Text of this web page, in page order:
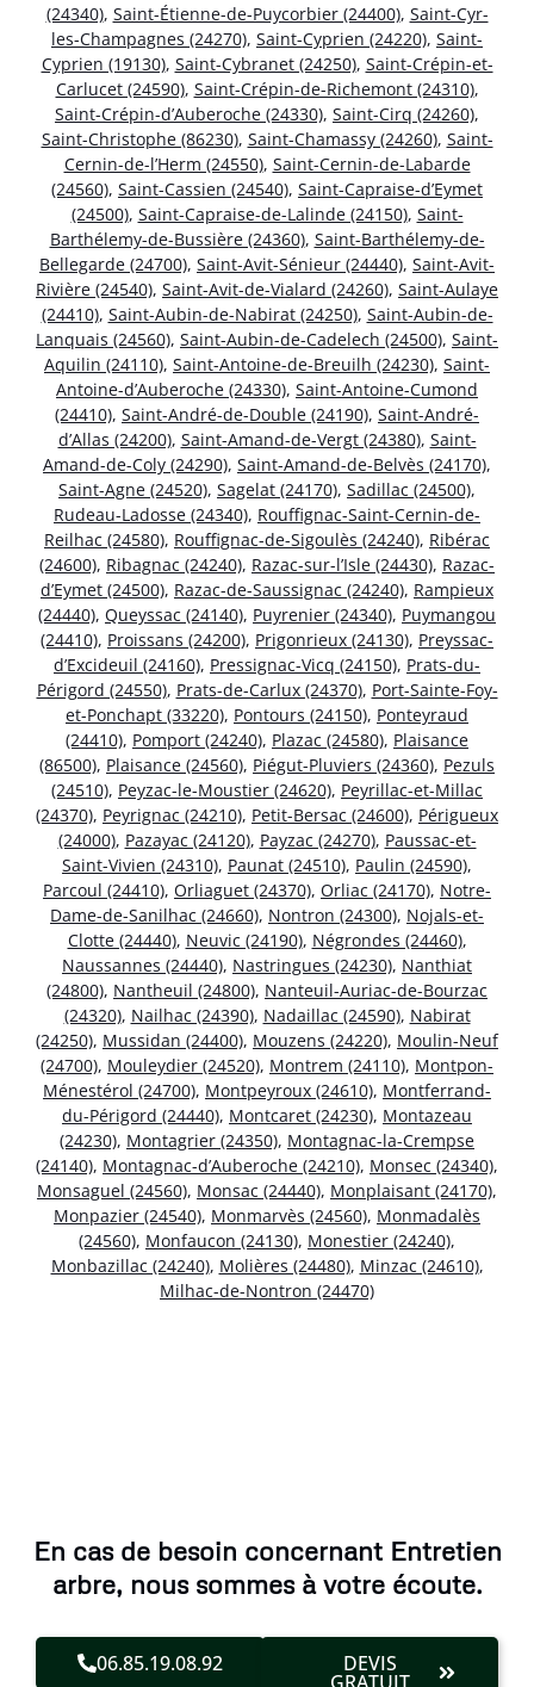
(24340), Saint-Étienne-de-Puycorbier (24400), Saint-Cyr-
les-Champagnes (24270), Saint-Cyprien (24220), Saint-
Cyprien (19130), Saint-Cybranet (24250), Saint-Crépin-et-
Carlucet (24590), Saint-Crépin-de-Richemont (24310),
Saint-Crépin-d’Auberoche (24330), Saint-Cirq (24260),
Saint-Christophe (86230), Saint-Chamassy (24260), Saint-
Cernin-de-l’Herm (24550), Saint-Cernin-de-Labarde
(24560), Saint-Cassien (24540), Saint-Capraise-d’Eymet
(24500), Saint-Capraise-de-Lalinde (24150), Saint-
Barthélemy-de-Bussière (24360), Saint-Barthélemy-de-
Bellegarde (24700), Saint-Avit-Sénieur (24440), Saint-Avit-
Rivière (24540), Saint-Avit-de-Vialard (24260), Saint-Aulaye
(24410), Saint-Aubin-de-Nabirat (24250), Saint-Aubin-de-
Lanquais (24560), Saint-Aubin-de-Cadelech (24500), Saint-
Aquilin (24110), Saint-Antoine-de-Breuilh (24230), Saint-
Antoine-d’Auberoche (24330), Saint-Antoine-Cumond
(24410), Saint-André-de-Double (24190), Saint-André-
d’Allas (24200), Saint-Amand-de-Vergt (24380), Saint-
Amand-de-Coly (24290), Saint-Amand-de-Belvès (24170),
Saint-Agne (24520), Sagelat (24170), Sadillac (24500),
Rudeau-Ladosse (24340), Rouffignac-Saint-Cernin-de-
Reilhac (24580), Rouffignac-de-Sigoulès (24240), Ribérac
(24600), Ribagnac (24240), Razac-sur-l’Isle (24430), Razac-
d’Eymet (24500), Razac-de-Saussignac (24240), Rampieux
(24440), Queyssac (24140), Puyrenier (24340), Puymangou
(24410), Proissans (24200), Prigonrieux (24130), Preyssac-
d’Excideuil (24160), Pressignac-Vicq (24150), Prats-du-
Périgord (24550), Prats-de-Carlux (24370), Port-Sainte-Foy-
et-Ponchapt (33220), Pontours (24150), Ponteyraud
(24410), Pomport (24240), Plazac (24580), Plaisance
(86500), Plaisance (24560), Piégut-Pluviers (24360), Pezuls
(24510), Peyzac-le-Moustier (24620), Peyrillac-et-Millac
(24370), Peyrignac (24210), Petit-Bersac (24600), Périgueux
(24000), Pazayac (24120), Payzac (24270), Paussac-et-
Saint-Vivien (24310), Paunat (24510), Paulin (24590),
Parcoul (24410), Orliaguet (24370), Orliac (24170), Notre-
Dame-de-Sanilhac (24660), Nontron (24300), Nojals-et-
Clotte (24440), Neuvic (24190), Négrondes (24460),
Naussannes (24440), Nastringues (24230), Nanthiat
(24800), Nantheuil (24800), Nanteuil-Auriac-de-Bourzac
(24320), Nailhac (24390), Nadaillac (24590), Nabirat
(24250), Mussidan (24400), Mouzens (24220), Moulin-Neuf
(24700), Mouleydier (24520), Montrem (24110), Montpon-
Ménestérol (24700), Montpeyroux (24610), Montferrand-
du-Périgord (24440), Montcaret (24230), Montazeau
(24230), Montagrier (24350), Montagnac-la-Crempse
(24140), Montagnac-d’Auberoche (24210), Monsec (24340),
Monsaguel (24560), Monsac (24440), Monplaisant (24170),
Monpazier (24540), Monmarvès (24560), Monmadalès
(24560), Monfaucon (24130), Monestier (24240),
Monbazillac (24240), Molières (24480), Minzac (24610),
Milhac-de-Nontron (24470)
En cas de besoin concernant Entretien
arbre, nous sommes à votre écoute.
06.85.19.08.92 DEVIS